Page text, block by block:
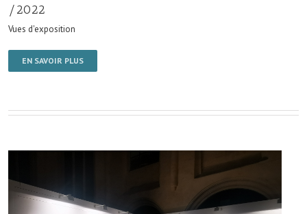
/2022
Vues d'exposition
EN SAVOIR PLUS